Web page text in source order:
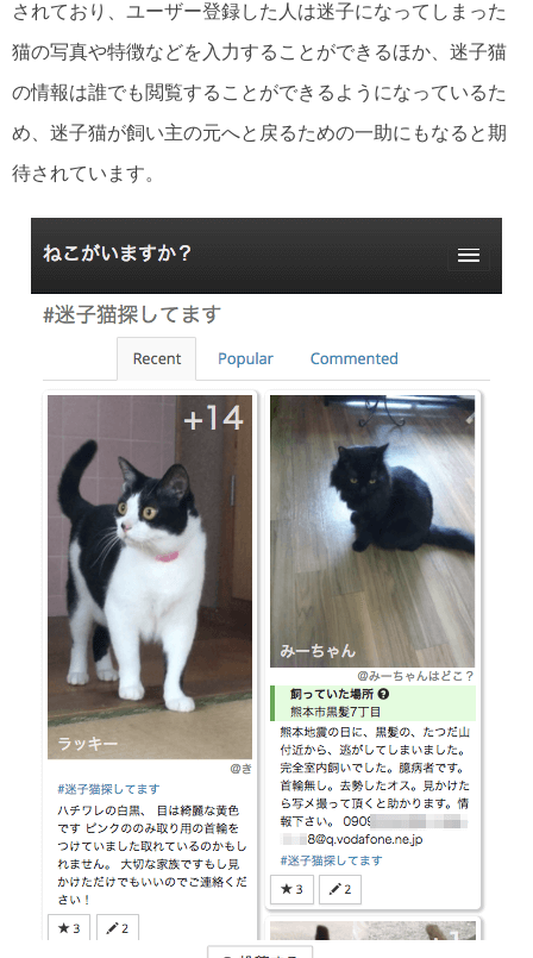
されており、ユーザー登録した人は迷子になってしまった
猫の写真や特徴などを入力することができるほか、迷子猫
の情報は誰でも閲覧することができるようになっているた
め、迷子猫が飼い主の元へと戻るための一助にもなると期
待されています。